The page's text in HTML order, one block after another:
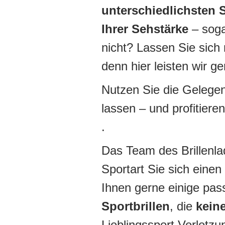
unterschiedlichsten
Ihrer Sehstärke –
nicht? Lassen Sie
denn hier leisten wir
Nutzen Sie die
lassen – und
.
Das Team des
Sportart Sie sich
Ihnen gerne einige
Sportbrillen, die